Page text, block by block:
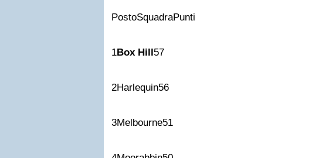
PostoSquadraPunti
1Box Hill57
2Harlequin56
3Melbourne51